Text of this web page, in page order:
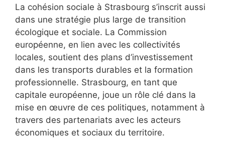
La cohésion sociale à Strasbourg s’inscrit aussi
dans une stratégie plus large de transition
écologique et sociale. La Commission
européenne, en lien avec les collectivités
locales, soutient des plans d’investissement
dans les transports durables et la formation
professionnelle. Strasbourg, en tant que
capitale européenne, joue un rôle clé dans la
mise en œuvre de ces politiques, notamment à
travers des partenariats avec les acteurs
économiques et sociaux du territoire.